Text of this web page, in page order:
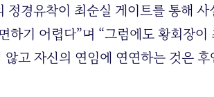
경유착이 최순실 게이트를 통해
기 어렵다”며 “그럼에도 황회장이
고 자신의 연임에 연연하는 것은 후